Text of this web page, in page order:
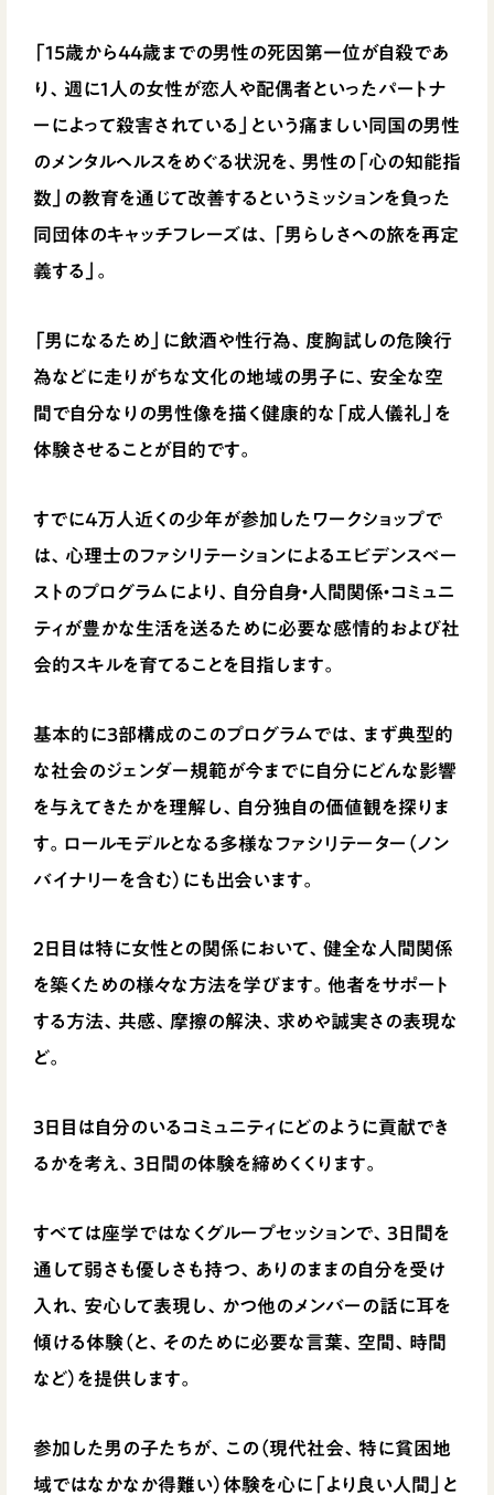
「15歳から44歳までの男性の死因第一位が自殺であ
り、週に1人の女性が恋人や配偶者といったパートナ
ーによって殺害されている」という痛ましい同国の男性
のメンタルヘルスをめぐる状況を、男性の「心の知能指
数」の教育を通じて改善するというミッションを負った
同団体のキャッチフレーズは、「男らしさへの旅を再定
義する」。
「男になるため」に飲酒や性行為、度胸試しの危険行
為などに走りがちな文化の地域の男子に、安全な空
間で自分なりの男性像を描く健康的な「成人儀礼」を
体験させることが目的です。
すでに4万人近くの少年が参加したワークショップで
は、心理士のファシリテーションによるエビデンスベー
ストのプログラムにより、自分自身・人間関係・コミュニ
ティが豊かな生活を送るために必要な感情的および社
会的スキルを育てることを目指します。
基本的に3部構成のこのプログラムでは、まず典型的
な社会のジェンダー規範が今までに自分にどんな影響
を与えてきたかを理解し、自分独自の価値観を探りま
す。ロールモデルとなる多様なファシリテーター（ノン
バイナリーを含む）にも出会います。
2日目は特に女性との関係において、健全な人間関係
を築くための様々な方法を学びます。他者をサポート
する方法、共感、摩擦の解決、求めや誠実さの表現な
ど。
3日目は自分のいるコミュニティにどのように貢献でき
るかを考え、3日間の体験を締めくくります。
すべては座学ではなくグループセッションで、3日間を
通して弱さも優しさも持つ、ありのままの自分を受け
入れ、安心して表現し、かつ他のメンバーの話に耳を
傾ける体験（と、そのために必要な言葉、空間、時間
など）を提供します。
参加した男の子たちが、この（現代社会、特に貧困地
域ではなかなか得難い）体験を心に「より良い人間」と